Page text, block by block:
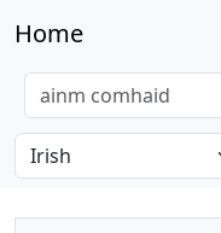
Home